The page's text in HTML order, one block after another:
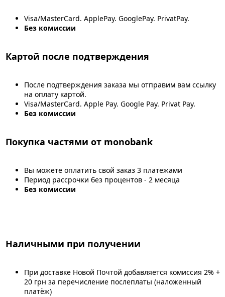
Visa/MasterCard. ApplePay. GooglePay. PrivatPay.
Без комиссии
Картой после подтверждения
После подтверждения заказа мы отправим вам ссылку
на оплату картой.
Visa/MasterCard. Apple Pay. Google Pay. Privat Pay.
Без комиссии
Покупка частями от monobank
Вы можете оплатить свой заказ 3 платежами
Период рассрочки без процентов - 2 месяца
Без комиссии
Наличными при получении
При доставке Новой Почтой добавляется комиссия 2% +
20 грн за перечисление послеплаты (наложенный
платёж)